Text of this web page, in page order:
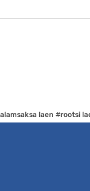
laen #rootsi